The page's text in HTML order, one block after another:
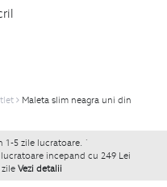
Maleta slim neagra uni din
1-5 zile lucratoare. `
incepand cu 249 Lei
Vezi detalii